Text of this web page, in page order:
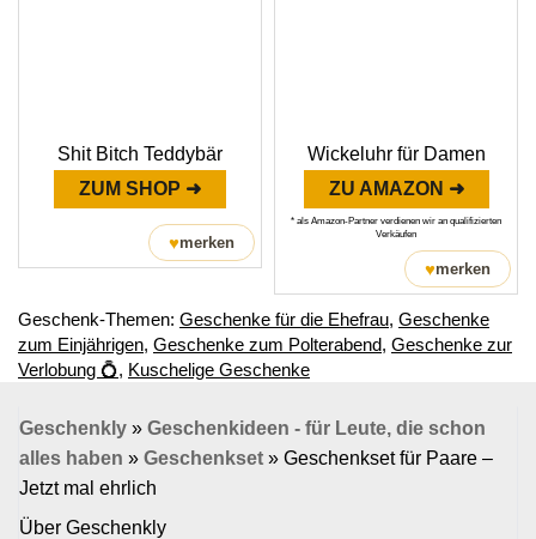
Shit Bitch Teddybär
ZUM SHOP ➜
♥merken
Wickeluhr für Damen
ZU AMAZON ➜
* als Amazon-Partner verdienen wir an qualifizierten
Verkäufen
♥merken
Geschenk-Themen: Geschenke für die Ehefrau, Geschenke
zum Einjährigen, Geschenke zum Polterabend, Geschenke zur
Verlobung 💍, Kuschelige Geschenke
Geschenkly » Geschenkideen - für Leute, die schon
alles haben » Geschenkset » Geschenkset für Paare –
Jetzt mal ehrlich
Über Geschenkly